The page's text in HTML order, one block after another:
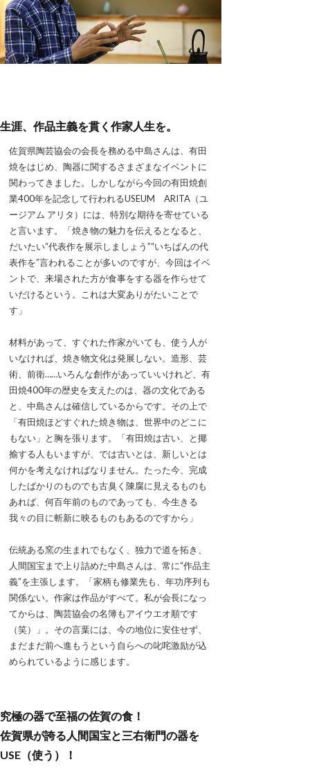
生涯、作品主義を貫く作家人生を。
佐賀県陶芸協会の会長を務める中島さんは、有田
焼をはじめ、陶器に関するさまざまなイベントに
関わってきました。しかしながら今回の有田焼創
業400年を記念して行われるUSEUM ARITA（ユ
ージアム アリタ）には、特別な期待を寄せている
と言います。「焼き物の魅力を伝えるとなると、
だいたい“代表作を展示しましょう”“いちばんの代
表作を”言われることが多いのですが、今回はイベ
ントで、来場された方が食事をする器を作らせて
いだけるという。これは大変ありがたいことで
す」
材料があって、すぐれた作家がいても、使う人が
いなければ、焼き物文化は発展しない。造形、芸
術、前衛……いろんな創作があっていいけれど、有
田焼400年の歴史を支えたのは、器の文化である
と、中島さんは確信しているからです。その上で
「有田焼ほどすぐれた焼き物は、世界中のどこに
もない」と胸を張ります。「有田焼は古い、と揶
揄する人もいますが、では古いとは、新しいとは
何かを考えなければなりません。たった今、完成
したばかりのものでも古臭く陳腐に見えるものも
あれば、何百年前のものであっても、今生きる
我々の目に斬新に映るものもあるのですから」
伝統ある窯の生まれでもなく、独力で道を拓き、
人間国宝まで上り詰めた中島さんは、常に“作品主
義”を主張します。「家柄も修業先も、年功序列も
関係ない。作家は作品がすべて。私が会長になっ
てからは、陶芸協会の名簿もアイウエオ順です
（笑）」。その言葉には、今の地位に安住せず、
まだまだ前へ進もうという自らへの叱咤激励が込
められているように感じます。
究極の器で至福の佐賀の食！
佐賀県が誇る人間国宝と三右衛門の器を
USE（使う）！